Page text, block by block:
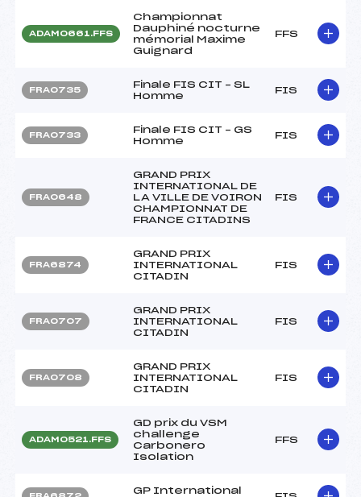
ADAM0661.FFS
Championnat
Dauphiné nocturne
mémorial Maxime
Guignard
FFS
FRA0735
Finale FIS CIT – SL
Homme
FIS
FRA0733
Finale FIS CIT – GS
Homme
FIS
FRA0648
GRAND PRIX
INTERNATIONAL DE
LA VILLE DE VOIRON
CHAMPIONNAT DE
FRANCE CITADINS
FIS
FRA6874
GRAND PRIX
INTERNATIONAL
CITADIN
FIS
FRA0707
GRAND PRIX
INTERNATIONAL
CITADIN
FIS
FRA0708
GRAND PRIX
INTERNATIONAL
CITADIN
FIS
ADAM0521.FFS
GD prix du VSM
challenge
Carbonero
Isolation
FFS
GP International